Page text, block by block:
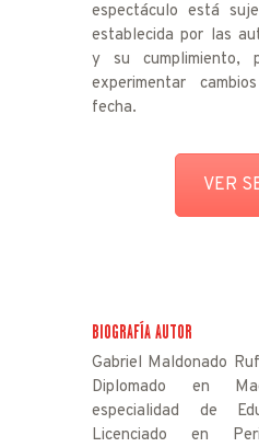
espectáculo está
establecida por las
y su cumplimiento,
experimentar
fecha.
VER
BIOGRAFÍA AUTOR
Gabriel Maldonado
Diplomado en
especialidad de
Licenciado en